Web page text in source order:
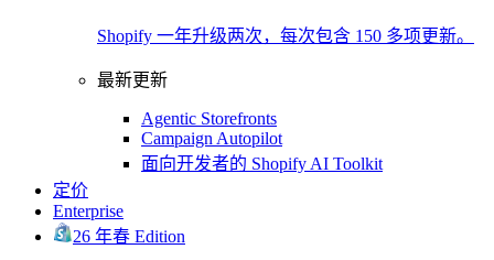
Shopify 一年升级两次，每次包含 150 多项更新。
最新更新
Agentic Storefronts
Campaign Autopilot
面向开发者的 Shopify AI Toolkit
定价
Enterprise
26 年春 Edition